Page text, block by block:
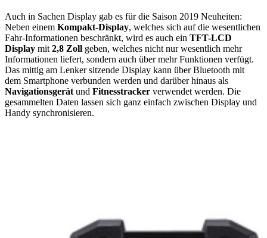
Auch in Sachen Display gab es für die Saison 2019 Neuheiten:
Neben einem Kompakt-Display, welches sich auf die wesentlichen
Fahr-Informationen beschränkt, wird es auch ein TFT-LCD
Display mit 2,8 Zoll geben, welches nicht nur wesentlich mehr
Informationen liefert, sondern auch über mehr Funktionen verfügt.
Das mittig am Lenker sitzende Display kann über Bluetooth mit
dem Smartphone verbunden werden und darüber hinaus als
Navigationsgerät und Fitnesstracker verwendet werden. Die
gesammelten Daten lassen sich ganz einfach zwischen Display und
Handy synchronisieren.